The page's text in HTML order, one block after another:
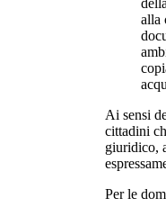
alla
Ai sensi
cittadini
giuridico,
Per le